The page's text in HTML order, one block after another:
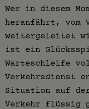
Wer in diesem
heranfährt, vom
weitergeleitet
ist ein
Warteschleife
Verkehrsdienst
Situation auf
Verkehr flüssig